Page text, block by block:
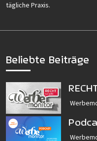
tägliche Praxis.
Beliebte Beiträge